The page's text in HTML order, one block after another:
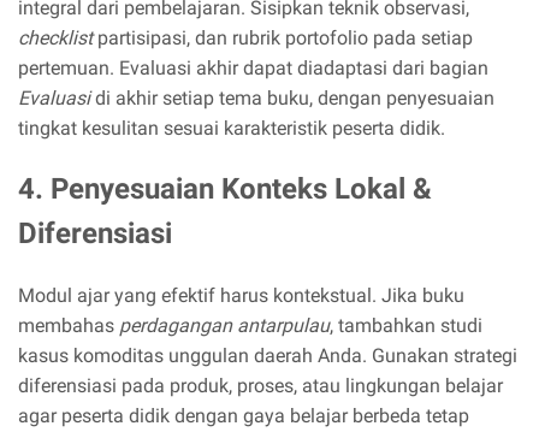
integral dari pembelajaran. Sisipkan teknik observasi,
checklistpartisipasi, dan rubrik portofolio pada setiap
pertemuan. Evaluasi akhir dapat diadaptasi dari bagian
Evaluasidi akhir setiap tema buku, dengan penyesuaian
tingkat kesulitan sesuai karakteristik peserta didik.
4. Penyesuaian Konteks Lokal &
Diferensiasi
Modul ajar yang efektif harus kontekstual. Jika buku
membahas perdagangan antarpulau, tambahkan studi
kasus komoditas unggulan daerah Anda. Gunakan strategi
diferensiasi pada produk, proses, atau lingkungan belajar
agar peserta didik dengan gaya belajar berbeda tetap